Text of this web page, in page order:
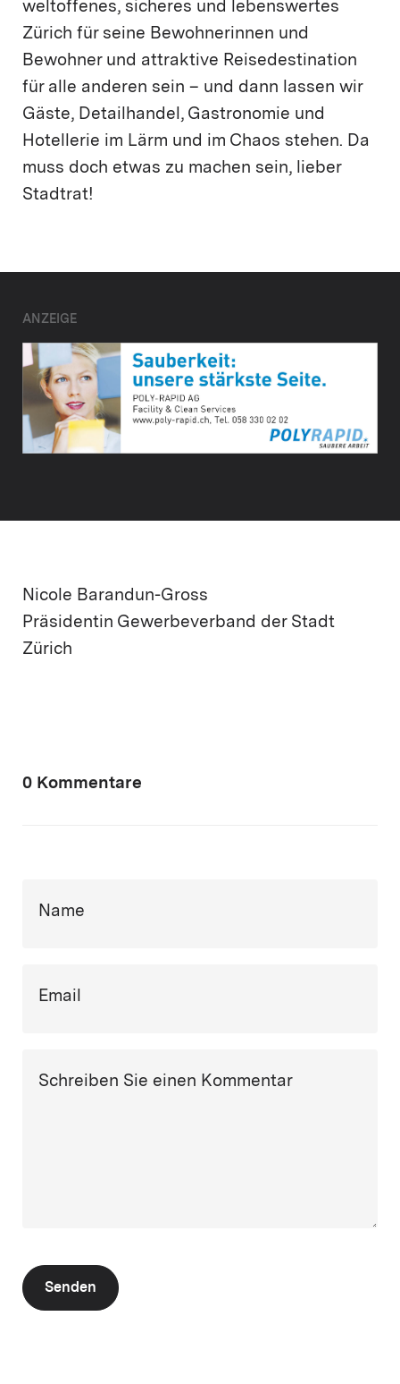
weltoffenes, sicheres und lebenswertes
Zürich für seine Bewohnerinnen und
Bewohner und attraktive Reisedestination
für alle anderen sein – und dann lassen wir
Gäste, Detailhandel, Gastronomie und
Hotellerie im Lärm und im Chaos stehen. Da
muss doch etwas zu machen sein, lieber
Stadtrat!
ANZEIGE
Nicole Barandun-Gross
Präsidentin Gewerbeverband der Stadt
Zürich
0 Kommentare
Name
Email
Schreiben Sie einen Kommentar
Senden